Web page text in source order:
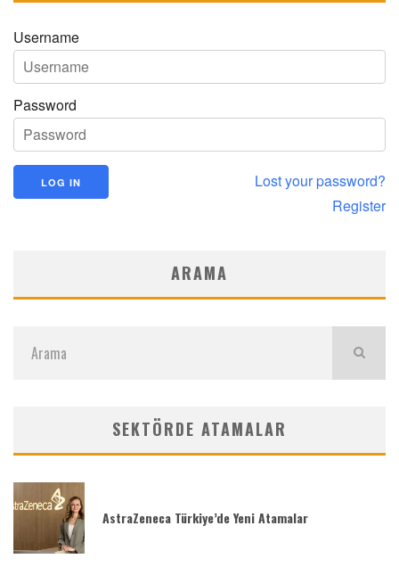
Username
Password
Lost your password?
Register
ARAMA
SEKTÖRDE ATAMALAR
AstraZeneca Türkiye’de Yeni Atamalar